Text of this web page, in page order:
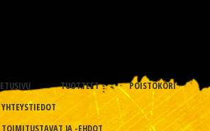
ETUSIVU TUOTTEET
POISTOKORI
YHTEYSTIEDOT
TOIMITUSTAVAT JA -EHDOT